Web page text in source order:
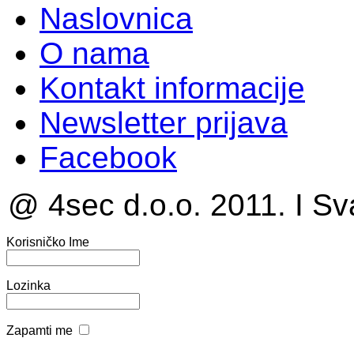
Naslovnica
O nama
Kontakt informacije
Newsletter prijava
Facebook
@ 4sec d.o.o. 2011. I
Korisničko Ime
Lozinka
Zapamti me